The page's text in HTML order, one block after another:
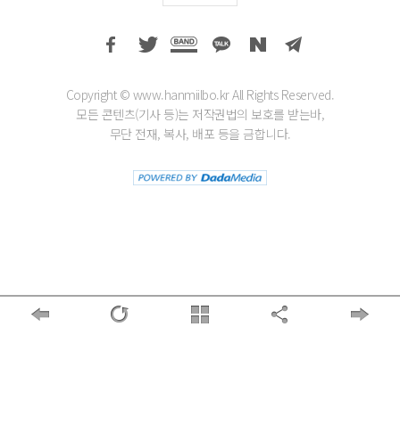
Copyright © www.hanmiilbo.kr All Rights Reserved.
모든 콘텐츠(기사 등)는 저작권법의 보호를 받는바,
무단 전재, 복사, 배포 등을 금합니다.